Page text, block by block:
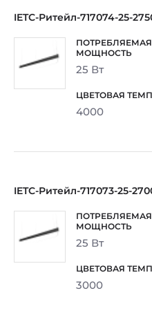
IETC-Ритейл-717074-25-
25 Вт
4000
IETC-Ритейл-717073-25-
25 Вт
3000